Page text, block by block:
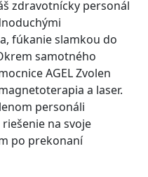
zdravotnícky personál
fúkanie slamkou do
samotného
AGEL Zvolen
a laser.
personáli
na svoje
po prekonaní